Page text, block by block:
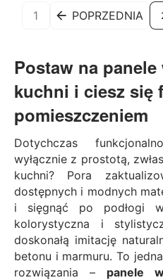
Postaw na
kuchni i ciesz się
pomieszczeniem
Dotychczas
wyłącznie z prostotą,
kuchni? Pora
dostępnych i modnych
i sięgnąć po podłogi
kolorystyczna i
doskonałą imitację
betonu i marmuru. To
rozwiązania – panele
1 POPRZEDNIA